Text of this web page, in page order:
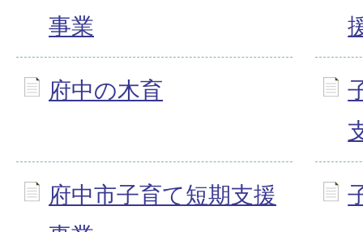
事業
府中の木育
府中市子育て短期支援